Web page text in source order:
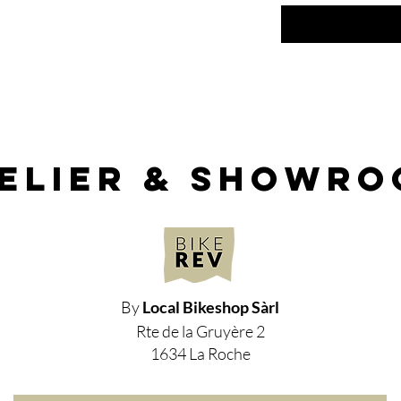
&
ByLocal Bikeshop Sàrl
Rte de la Gruyère 2
1634 La Roche